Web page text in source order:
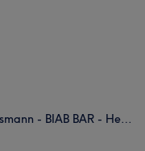
Paris 8e Show me nails & beauty Haussmann - BIAB BAR - Head SPA - Facialiste